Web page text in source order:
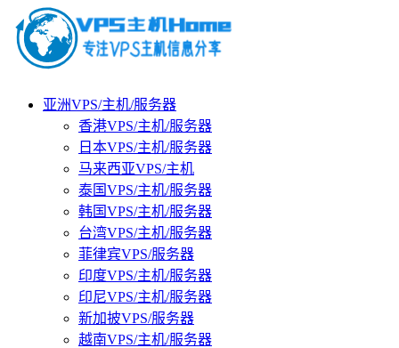
亚洲VPS/主机/服务器
香港VPS/主机/服务器
日本VPS/主机/服务器
马来西亚VPS/主机
泰国VPS/主机/服务器
韩国VPS/主机/服务器
台湾VPS/主机/服务器
菲律宾VPS/服务器
印度VPS/主机/服务器
印尼VPS/主机/服务器
新加披VPS/服务器
越南VPS/主机/服务器